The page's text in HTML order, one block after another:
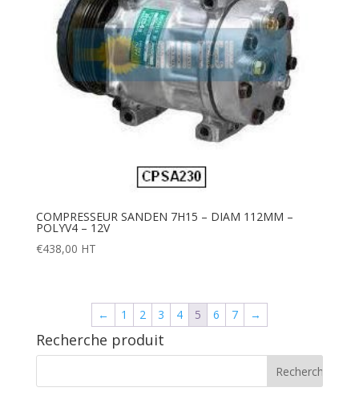
COMPRESSEUR SANDEN 7H15 – DIAM 112MM –
POLYV4 – 12V
€438,00 HT
← 1 2 3 4 5 6 7 →
Recherche produit